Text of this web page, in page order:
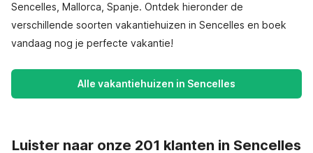
Sencelles, Mallorca, Spanje. Ontdek hieronder de
verschillende soorten vakantiehuizen in Sencelles en boek
vandaag nog je perfecte vakantie!
Alle vakantiehuizen in Sencelles
Luister naar onze 201 klanten in Sencelles